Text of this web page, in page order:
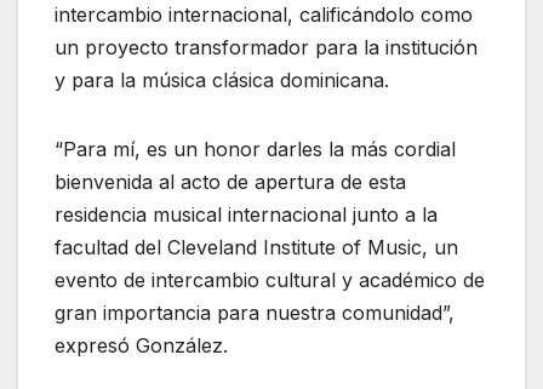
intercambio internacional, calificándolo como
un proyecto transformador para la institución
y para la música clásica dominicana.
“Para mí, es un honor darles la más cordial
bienvenida al acto de apertura de esta
residencia musical internacional junto a la
facultad del Cleveland Institute of Music, un
evento de intercambio cultural y académico de
gran importancia para nuestra comunidad”,
expresó González.